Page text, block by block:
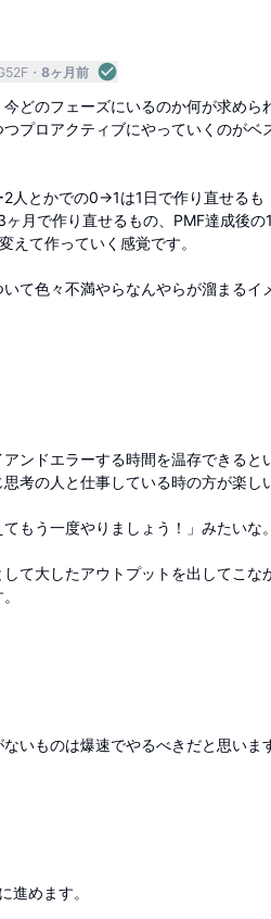
8ヶ月前
どのフェーズにいるのか何が求めら
プロアクティブにやっていくのがベ
人とかでの0->1は1日で作り直せるも
月で作り直せるもの、PMF達成後の
えて作っていく感覚です。
て色々不満やらなんやらが溜まるイ
ンドエラーする時間を温存できると
考の人と仕事している時の方が楽し
もう一度やりましょう！」みたいな。
て大したアウトプットを出してこな
いものは爆速でやるべきだと思いま
進めます。